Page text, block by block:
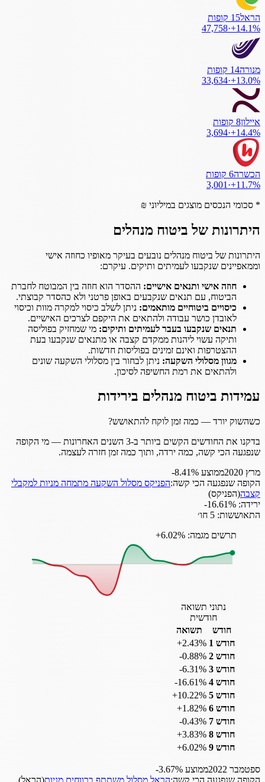
הראל15 קופות
+14.1%
·
47,758
מנורה14 קופות
+13.0%
·
33,634
איילון8 קופות
+14.4%
·
3,694
הכשרה6 קופות
+11.7%
·
3,001
* סכומי הנכסים מוצגים במיליוני ₪
היתרונות של ביטוח מנהלים
היתרונות של ביטוח מנהלים נובעים בעיקר מאופיו כחוזה אישי
וממאפיינים שנקבעו לעמיתים ותיקים. עיקרם:
חוזה אישי ותנאים אישיים: ההסדר הוא חוזה בין המבוטח לחברת
הביטוח, עם תנאים שנקבעים באופן פרטני ולא כהסדר קבוצתי.
כיסויים ביטוחיים מותאמים: ניתן לשלב כיסוי למקרה מוות וכיסוי
לאובדן כושר עבודה ולהתאים את היקפם לצרכים האישיים.
תנאים שנקבעו בעבר לעמיתים ותיקים: מי שמחזיק בפוליסה
ותיקה עשוי ליהנות ממקדם קצבה או מתנאים שנקבעו בעת
ההצטרפות ואינם זמינים בפוליסות חדשות.
מגוון מסלולי השקעה: ניתן לבחור בין מסלולי השקעה שונים
ולהתאים את רמת החשיפה לסיכון.
עמידות ביטוח מנהלים בירידות
כשהשוק יורד — כמה זמן לוקח להתאושש?
בדקנו את החודשים הקשים ביותר ב-3 השנים האחרונות — מי הקופה
שנפגעה הכי קשה, כמה ירדה, ותוך כמה זמן חזרה לעצמה.
מרץ 2020
‎-8.41% ממוצע
הקופה שנפגעה הכי קשה:הפניקס מסלול השקעה מתמחה מניות למקבלי
קצבה(הפניקס)
ירידה: ‎-16.61%
התאוששות: 5 חו׳
תרשים מגמה: ‎+6.02%
נתוני תשואה
חודשית
חודש
תשואה
חודש 1
‎+2.43%
חודש 2
‎-0.88%
חודש 3
‎-6.31%
חודש 4
‎-16.61%
חודש 5
‎+10.22%
חודש 6
‎+1.82%
חודש 7
‎-0.43%
חודש 8
‎+3.83%
חודש 9
‎+6.02%
ספטמבר 2022 ‎-3.67% ממוצע
הקופה שנפגעה הכי קשה:הראל מסלול משתתף ברווחים מניות(הראל)